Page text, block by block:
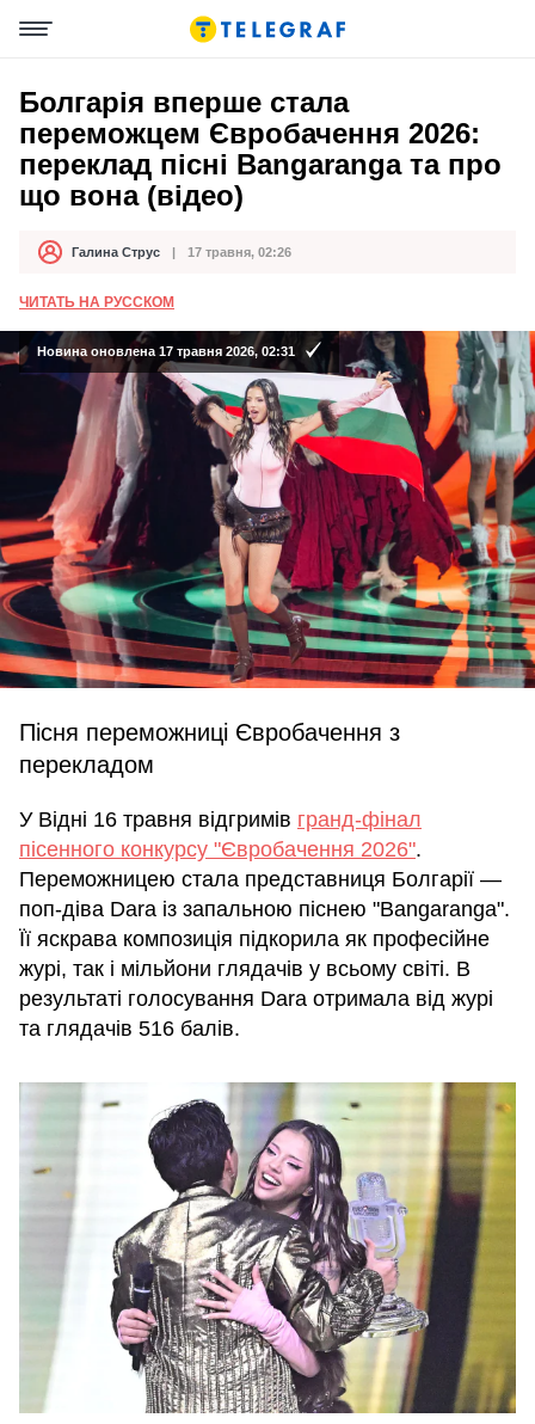
Болгарія вперше стала
переможцем Євробачення 2026:
переклад пісні Bangaranga та про
що вона (відео)
АвторГалина Струс
Дата публікації 17 травня, 02:26
ЧИТАТЬ НА РУССКОМ
Новина оновлена 17 травня 2026, 02:31
Пісня переможниці Євробачення з
перекладом
У Відні 16 травня відгримів гранд-фінал
пісенного конкурсу "Євробачення 2026".
Переможницею стала представниця Болгарії —
поп-діва Dara із запальною піснею "Bangaranga".
Її яскрава композиція підкорила як професійне
журі, так і мільйони глядачів у всьому світі. В
результаті голосування Dara отримала від журі
та глядачів 516 балів.